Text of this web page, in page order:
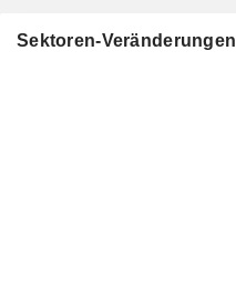
Sektoren-Veränderungen